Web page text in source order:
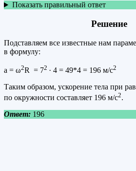
Показать правильный ответ
Решение
Подставляем все известные нам
в формулу:
а = ω2R = 72 · 4 = 49*4 = 196 м/с2
Таким образом, ускорение тела при
по окружности составляет 196 м/с2.
Ответ: 196